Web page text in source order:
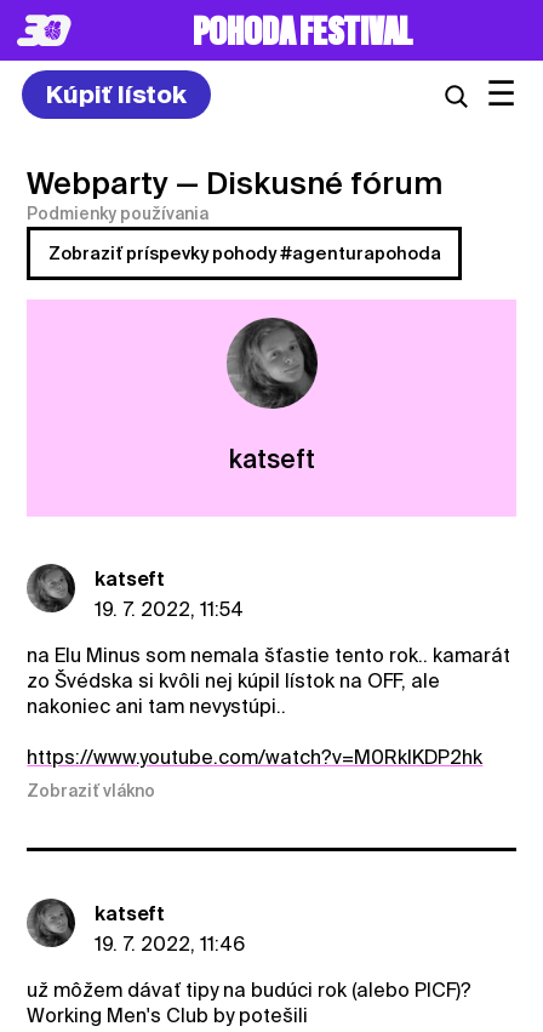
POHODA FESTIVAL
Kúpiť lístok ☰
Webparty — Diskusné fórum
Podmienky používania
Zobraziť príspevky pohody #agenturapohoda
katseft
katseft
19. 7. 2022, 11:54
na Elu Minus som nemala šťastie tento rok.. kamarát
zo Švédska si kvôli nej kúpil lístok na OFF, ale
nakoniec ani tam nevystúpi..
https://www.youtube.com/watch?v=M0RklKDP2hk
Zobraziť vlákno
katseft
19. 7. 2022, 11:46
už môžem dávať tipy na budúci rok (alebo PICF)?
Working Men's Club by potešili